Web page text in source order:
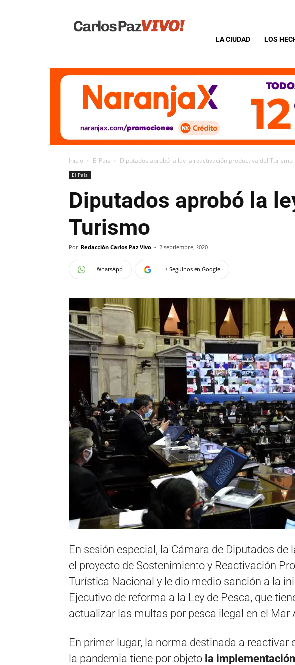
Vivo
LA CIUDAD LOS
Inicio El Pais Diputados aprobó la ley la reactivación productiva del Turismo
El Pais
Diputados aprobó la
Turismo
Por Redacción Carlos Paz Vivo - 2 septiembre, 2020
WhatsApp + Seguinos en Google
En sesión especial, la Cámara de Diputados de
el proyecto de Sostenimiento y Reactivación
Turística Nacional y le dio medio sanción a la
Ejecutivo de reforma a la Ley de Pesca, que
actualizar las multas por pesca ilegal en el Mar
En primer lugar, la norma destinada a reactivar
la pandemia tiene por objeto la